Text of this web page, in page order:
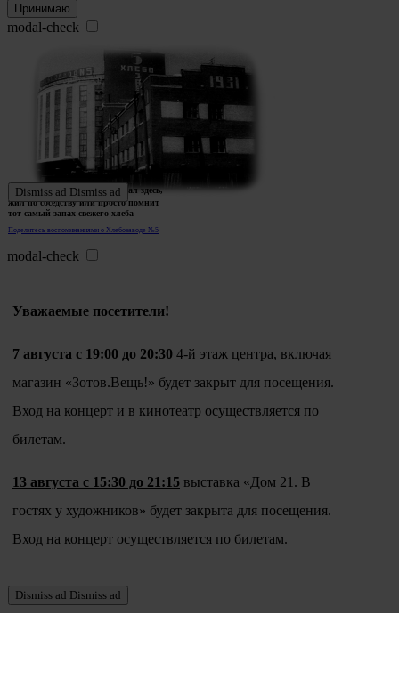
Принимаю
modal-check
Поделитесь воспоминаниями о Хлебозаводе №5
Ждем истории тех, кто работал здесь,
жил по соседству или просто помнит
тот самый запах свежего хлеба
Dismiss ad Dismiss ad
modal-check
Уважаемые посетители!
7 августа с 19:00 до 20:30 4-й этаж центра, включая
магазин «Зотов.Вещь!» будет закрыт для посещения.
Вход на концерт и в кинотеатр осуществляется по
билетам.
13 августа с 15:30 до 21:15 выставка «Дом 21. В
гостях у художников» будет закрыта для посещения.
Вход на концерт осуществляется по билетам.
Dismiss ad Dismiss ad